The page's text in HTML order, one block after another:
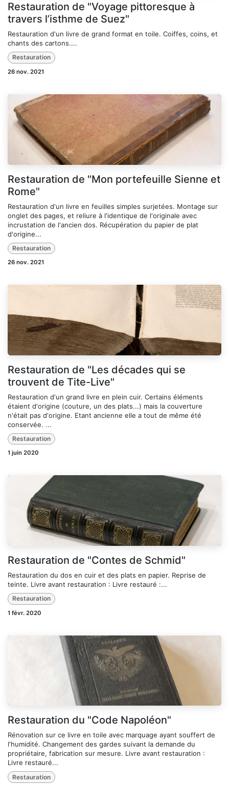
Restauration de "Voyage pittoresque à
travers l’isthme de Suez"
Restauration d'un livre de grand format en toile. Coiffes, coins, et
chants des cartons....
Restauration
26 nov. 2021
Restauration de "Mon portefeuille Sienne et
Rome"
Restauration d'un livre en feuilles simples surjetées. Montage sur
onglet des pages, et reliure à l'identique de l'originale avec
incrustation de l'ancien dos. Récupération du papier de plat
d'origine...
Restauration
26 nov. 2021
Restauration de "Les décades qui se
trouvent de Tite-Live"
Restauration d'un grand livre en plein cuir. Certains éléments
étaient d'origine (couture, un des plats...) mais la couverture
n'était pas d'origine. Etant ancienne elle a tout de même été
conservée. ...
Restauration
1 juin 2020
Restauration de "Contes de Schmid"
Restauration du dos en cuir et des plats en papier. Reprise de
teinte. Livre avant restauration : Livre restauré :...
Restauration
1 févr. 2020
Restauration du "Code Napoléon"
Rénovation sur ce livre en toile avec marquage ayant souffert de
l'humidité. Changement des gardes suivant la demande du
propriétaire, fabrication sur mesure. Livre avant restauration :
Livre restauré...
Restauration